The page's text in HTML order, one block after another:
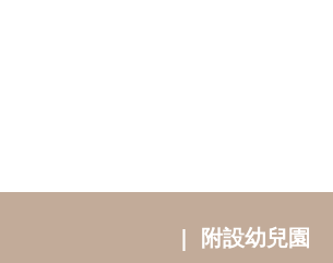
附設幼兒園